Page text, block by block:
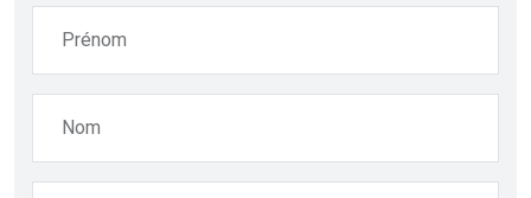
Prénom
Nom